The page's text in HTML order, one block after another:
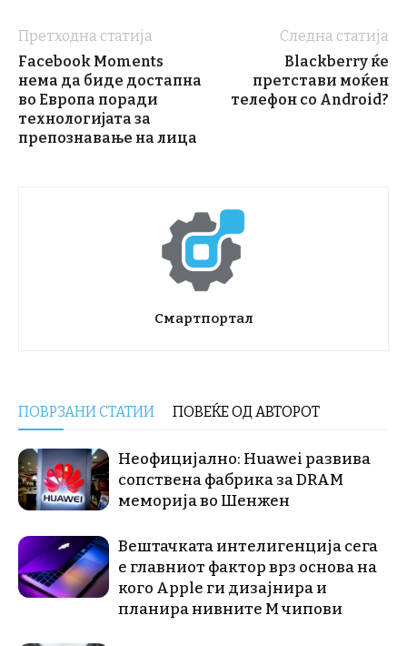
Претходна статија
Facebook Moments
нема да биде достапна
во Европа поради
технологијата за
препознавање на лица
Следна статија
Blackberry ќе
претстави моќен
телефон со Android?
Смартпортал
ПОВРЗАНИ СТАТИИ ПОВЕЌЕ ОД АВТОРОТ
Неофицијално: Huawei развива
сопствена фабрика за DRAM
меморија во Шенжен
Вештачката интелигенција сега
е главниот фактор врз основа на
кого Apple ги дизајнира и
планира нивните М чипови